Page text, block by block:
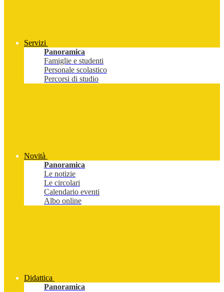
Servizi
Panoramica
Famiglie e studenti
Personale scolastico
Percorsi di studio
Novità
Panoramica
Le notizie
Le circolari
Calendario eventi
Albo online
Didattica
Panoramica